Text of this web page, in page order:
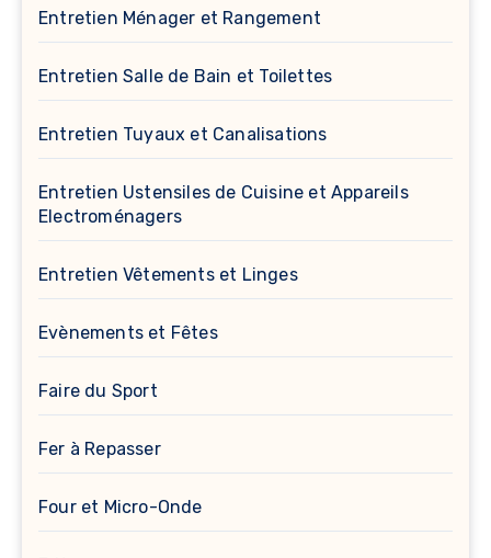
Entretien Ménager et Rangement
Entretien Salle de Bain et Toilettes
Entretien Tuyaux et Canalisations
Entretien Ustensiles de Cuisine et Appareils
Electroménagers
Entretien Vêtements et Linges
Evènements et Fêtes
Faire du Sport
Fer à Repasser
Four et Micro-Onde